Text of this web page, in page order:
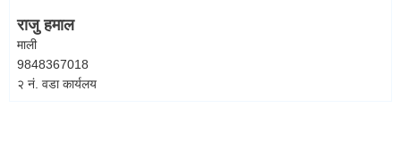
राजु हमाल
माली
9848367018
२ नं. वडा कार्यलय